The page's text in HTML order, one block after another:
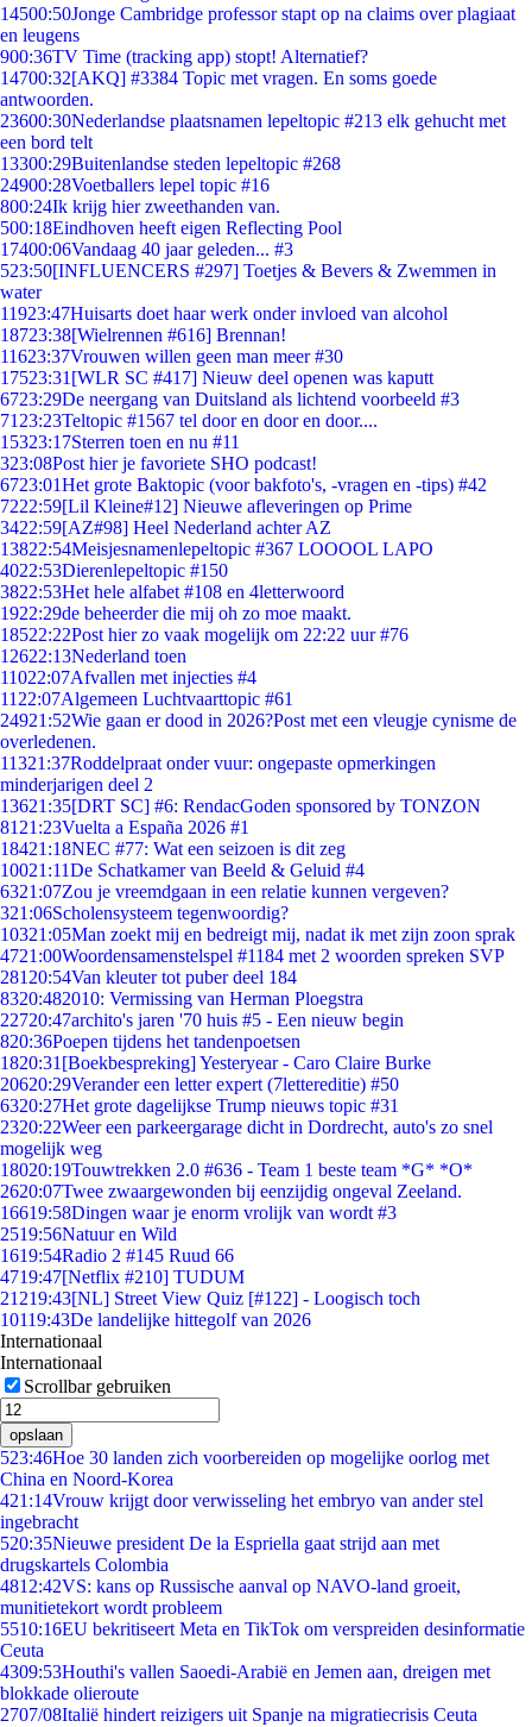
14500:50Jonge Cambridge professor stapt op na claims over plagiaat
en leugens
900:36TV Time (tracking app) stopt! Alternatief?
14700:32[AKQ] #3384 Topic met vragen. En soms goede
antwoorden.
23600:30Nederlandse plaatsnamen lepeltopic #213 elk gehucht met
een bord telt
13300:29Buitenlandse steden lepeltopic #268
24900:28Voetballers lepel topic #16
800:24Ik krijg hier zweethanden van.
500:18Eindhoven heeft eigen Reflecting Pool
17400:06Vandaag 40 jaar geleden... #3
523:50[INFLUENCERS #297] Toetjes & Bevers & Zwemmen in
water
11923:47Huisarts doet haar werk onder invloed van alcohol
18723:38[Wielrennen #616] Brennan!
11623:37Vrouwen willen geen man meer #30
17523:31 [WLR SC #417] Nieuw deel openen was kaputt
6723:29De neergang van Duitsland als lichtend voorbeeld #3
71 23:23Teltopic #1567 tel door en door en door....
15323:17Sterren toen en nu #11
323:08Post hier je favoriete SHO podcast!
6723:01Het grote Baktopic (voor bakfoto's, -vragen en -tips) #42
7222:59[Lil Kleine#12] Nieuwe afleveringen op Prime
3422:59[AZ#98] Heel Nederland achter AZ
13822:54Meisjesnamenlepeltopic #367 LOOOOL LAPO
4022:53Dierenlepeltopic #150
3822:53Het hele alfabet #108 en 4letterwoord
1922:29de beheerder die mij oh zo moe maakt.
18522:22Post hier zo vaak mogelijk om 22:22 uur #76
12622:13Nederland toen
11022:07Afvallen met injecties #4
11 22:07Algemeen Luchtvaarttopic #61
24921:52Wie gaan er dood in 2026?Post met een vleugje cynisme de
overledenen.
11321:37Roddelpraat onder vuur: ongepaste opmerkingen
minderjarigen deel 2
13621:35[DRT SC] #6: RendacGoden sponsored by TONZON
81 21:23Vuelta a España 2026 #1
18421:18NEC #77: Wat een seizoen is dit zeg
10021:11De Schatkamer van Beeld & Geluid #4
6321:07Zou je vreemdgaan in een relatie kunnen vergeven?
321:06Scholensysteem tegenwoordig?
10321:05Man zoekt mij en bedreigt mij, nadat ik met zijn zoon sprak
4721:00Woordensamenstelspel #1184 met 2 woorden spreken SVP
281 20:54Van kleuter tot puber deel 184
8320:482010: Vermissing van Herman Ploegstra
22720:47archito's jaren '70 huis #5 - Een nieuw begin
820:36Poepen tijdens het tandenpoetsen
1820:31 [Boekbespreking] Yesteryear - Caro Claire Burke
20620:29Verander een letter expert (7lettereditie) #50
6320:27Het grote dagelijkse Trump nieuws topic #31
2320:22Weer een parkeergarage dicht in Dordrecht, auto's zo snel
mogelijk weg
18020:19Touwtrekken 2.0 #636 - Team 1 beste team *G* *O*
2620:07Twee zwaargewonden bij eenzijdig ongeval Zeeland.
16619:58Dingen waar je enorm vrolijk van wordt #3
2519:56Natuur en Wild
1619:54Radio 2 #145 Ruud 66
4719:47[Netflix #210] TUDUM
21219:43[NL] Street View Quiz [#122] - Loogisch toch
10119:43De landelijke hittegolf van 2026
Internationaal
Internationaal
Scrollbar gebruiken
opslaan
523:46Hoe 30 landen zich voorbereiden op mogelijke oorlog met
China en Noord-Korea
421:14Vrouw krijgt door verwisseling het embryo van ander stel
ingebracht
520:35Nieuwe president De la Espriella gaat strijd aan met
drugskartels Colombia
4812:42VS: kans op Russische aanval op NAVO-land groeit,
munitietekort wordt probleem
5510:16EU bekritiseert Meta en TikTok om verspreiden desinformatie
Ceuta
4309:53Houthi's vallen Saoedi-Arabië en Jemen aan, dreigen met
blokkade olieroute
2707/08Italië hindert reizigers uit Spanje na migratiecrisis Ceuta